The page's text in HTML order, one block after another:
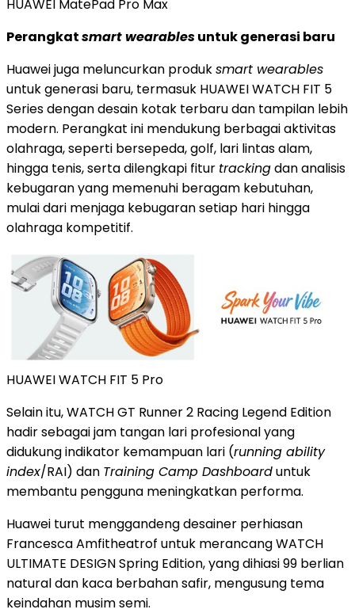
HUAWEI MatePad Pro Max
Perangkatsmart wearablesuntuk generasi baru
Huawei juga meluncurkan produksmart wearables
untuk generasi baru, termasuk HUAWEI WATCH FIT 5
Series dengan desain kotak terbaru dan tampilan lebih
modern. Perangkat ini mendukung berbagai aktivitas
olahraga, seperti bersepeda, golf, lari lintas alam,
hingga tenis, serta dilengkapi fitur trackingdan analisis
kebugaran yang memenuhi beragam kebutuhan,
mulai dari menjaga kebugaran setiap hari hingga
olahraga kompetitif.
HUAWEI WATCH FIT 5 Pro
Selain itu, WATCH GT Runner 2 Racing Legend Edition
hadir sebagai jam tangan lari profesional yang
didukung indikator kemampuan lari (running ability
index/RAI) dan Training Camp Dashboarduntuk
membantu pengguna meningkatkan performa.
Huawei turut menggandeng desainer perhiasan
Francesca Amfitheatrof untuk merancang WATCH
ULTIMATE DESIGN Spring Edition, yang dihiasi 99 berlian
natural dan kaca berbahan safir, mengusung tema
keindahan musim semi.